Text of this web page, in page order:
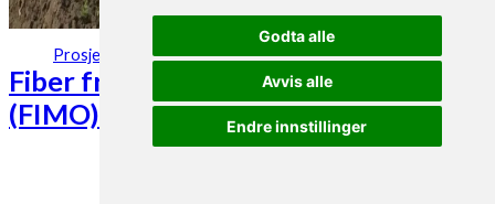
Godta alle
Avvis alle
Endre innstillinger
Prosjekter
Fiber fra havet gir mold i jorda
(FIMO)